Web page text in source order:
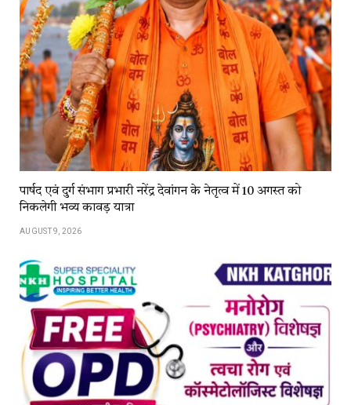
पार्षद एवं दुर्ग संभाग प्रभारी नरेंद्र देवांगन के नेतृत्व में 10 अगस्त को
निकलेगी भव्य कावड़ यात्रा
AUGUST 9, 2026